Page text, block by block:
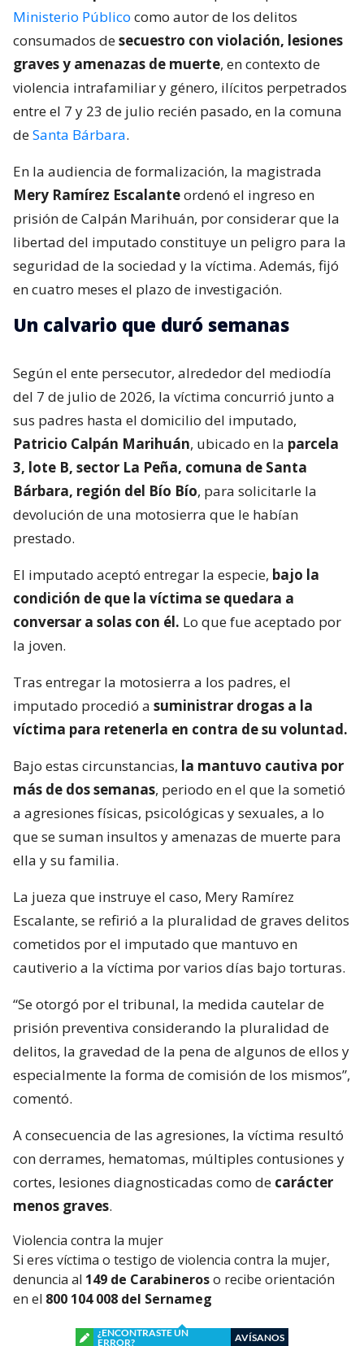
Ministerio Público como autor de los delitos
consumados desecuestro con violación, lesiones
graves y amenazas de muerte, en contexto de
violencia intrafamiliar y género, ilícitos perpetrados
entre el 7 y 23 de julio recién pasado, en la comuna
deSanta Bárbara.
En la audiencia de formalización, la magistrada
Mery Ramírez Escalanteordenó el ingreso en
prisión de Calpán Marihuán, por considerar que la
libertad del imputado constituye un peligro para la
seguridad de la sociedad y la víctima. Además, fijó
en cuatro meses el plazo de investigación.
Un calvario que duró semanas
Según el ente persecutor, alrededor del mediodía
del 7 de julio de 2026, la víctima concurrió junto a
sus padres hasta el domicilio del imputado,
Patricio Calpán Marihuán, ubicado en la parcela
3, lote B, sector La Peña, comuna de Santa
Bárbara, región del Bío Bío, para solicitarle la
devolución de una motosierra que le habían
prestado.
El imputado aceptó entregar la especie, bajo la
condición de que la víctima se quedara a
conversar a solas con él. Lo que fue aceptado por
la joven.
Tras entregar la motosierra a los padres, el
imputado procedió a suministrar drogas a la
víctima para retenerla en contra de su voluntad.
Bajo estas circunstancias, la mantuvo cautiva por
más de dos semanas, periodo en el que la sometió
a agresiones físicas, psicológicas y sexuales, a lo
que se suman insultos y amenazas de muerte para
ella y su familia.
La jueza que instruye el caso, Mery Ramírez
Escalante, se refirió a la pluralidad de graves delitos
cometidos por el imputado que mantuvo en
cautiverio a la víctima por varios días bajo torturas.
“Se otorgó por el tribunal, la medida cautelar de
prisión preventiva considerando la pluralidad de
delitos, la gravedad de la pena de algunos de ellos y
especialmente la forma de comisión de los mismos”,
comentó.
A consecuencia de las agresiones, la víctima resultó
con derrames, hematomas, múltiples contusiones y
cortes, lesiones diagnosticadas como de carácter
menos graves.
Violencia contra la mujer
Si eres víctima o testigo de violencia contra la mujer,
denuncia al 149 de Carabineroso recibe orientación
en el 800 104 008 del Sernameg
¿ENCONTRASTE UN
ERROR?
AVÍSANOS